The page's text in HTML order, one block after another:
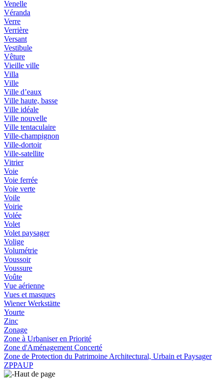
Venelle
Véranda
Verre
Verrière
Versant
Vestibule
Vêture
Vieille ville
Villa
Ville
Ville d’eaux
Ville haute, basse
Ville idéale
Ville nouvelle
Ville tentaculaire
Ville-champignon
Ville-dortoir
Ville-satellite
Vitrier
Voie
Voie ferrée
Voie verte
Voile
Voirie
Volée
Volet
Volet paysager
Volige
Volumétrie
Voussoir
Voussure
Voûte
Vue aérienne
Vues et masques
Wiener Werkstätte
Yourte
Zinc
Zonage
Zone à Urbaniser en Priorité
Zone d'Aménagement Concerté
Zone de Protection du Patrimoine Architectural, Urbain et Paysager
ZPPAUP
Haut de page